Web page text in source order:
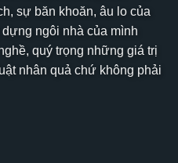
sự băn khoăn, âu lo của
ngôi nhà của mình
quý trọng những giá trị
nhân quả chứ không phải